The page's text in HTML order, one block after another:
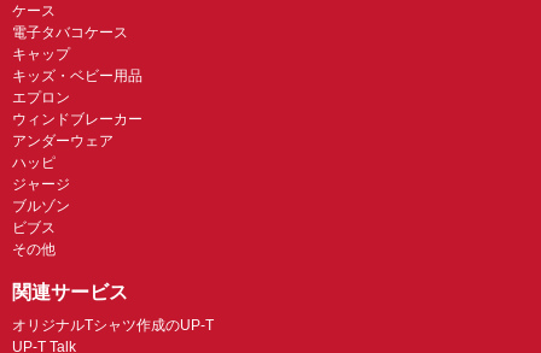
ケース
電子タバコケース
キャップ
キッズ・ベビー用品
エプロン
ウィンドブレーカー
アンダーウェア
ハッピ
ジャージ
ブルゾン
ビブス
その他
関連サービス
オリジナルTシャツ作成のUP-T
UP-T Talk